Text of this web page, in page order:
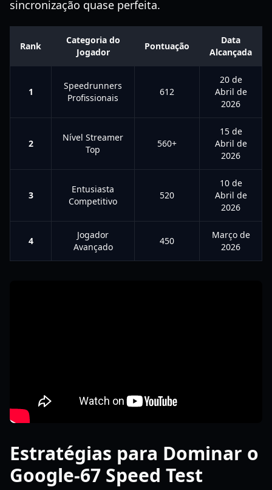
sincronização quase perfeita.
Rank
Categoria do
Jogador
Pontuação
Data
Alcançada
1
Speedrunners
Profissionais
612
20 de
Abril de
2026
2
Nível Streamer
Top
560+
15 de
Abril de
2026
3
Entusiasta
Competitivo
520
10 de
Abril de
2026
4
Jogador
Avançado
450
Março de
2026
Estratégias para Dominar o
Google-67 Speed Test